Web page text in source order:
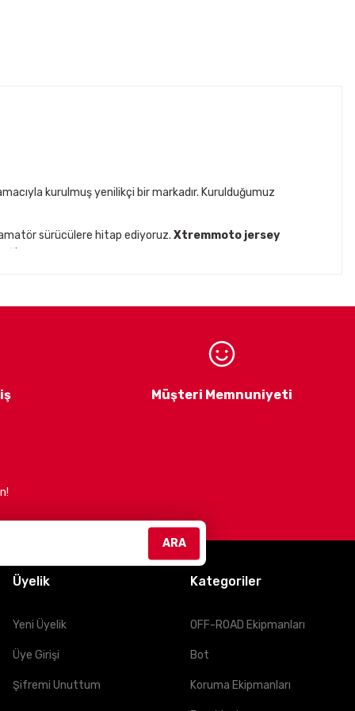
kurulmuş yenilikçi bir markadır. Kurulduğumuz
sürücülere hitap ediyoruz. Xtremmoto jersey
Güvenli, konforlu ve şık sürüşler için bizimle
Müşteri Memnuniyeti
ARA
Üyelik
Yeni Üyelik
Üye Girişi
Şifremi Unuttum
Kategoriler
OFF-ROAD Ekipmanları
Bot
Koruma Ekipmanları